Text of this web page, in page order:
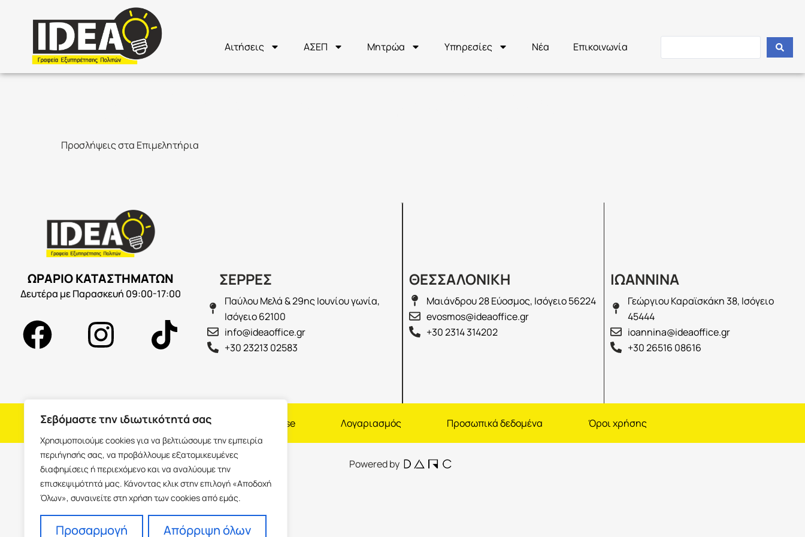
Σεβόμαστε την ιδιωτικότητά σας
Χρησιμοποιούμε cookies για να βελτιώσουμε την εμπειρία
περιήγησής σας, να προβάλλουμε εξατομικευμένες
διαφημίσεις ή περιεχόμενο και να αναλύουμε την
επισκεψιμότητά μας. Κάνοντας κλικ στην επιλογή «Αποδοχή
Όλων», συναινείτε στη χρήση των cookies από εμάς.
Προσαρμογή Απόρριψη όλων
Αιτήσεις ΑΣΕΠ Μητρώα Υπηρεσίες Νέα Επικοινωνία
Προσλήψεις στα Επιμελητήρια
ΩΡΑΡΙΟ ΚΑΤΑΣΤΗΜΑΤΩΝ
Δευτέρα με Παρασκευή 09:00-17:00
ΣΕΡΡΕΣ
Παύλου Μελά & 29ης Ιουνίου γωνία,
Ισόγειο 62100
info@ideaoffice.gr
+30 23213 02583
ΘΕΣΣΑΛΟΝΙΚΗ
Μαιάνδρου 28 Εύοσμος, Ισόγειο 56224
evosmos@ideaoffice.gr
+30 2314 314202
ΙΩΑΝΝΙΝΑ
Γεώργιου Καραϊσκάκη 38, Ισόγειο
45444
ioannina@ideaoffice.gr
+30 26516 08616
H εταιρεία Franchise Λογαριασμός Προσωπικά δεδομένα Όροι χρήσης
Powered by